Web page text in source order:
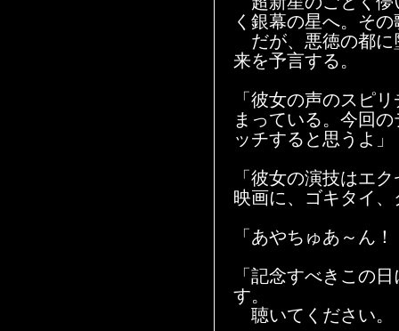
く銀幕の星へ。そ
だが、悪徳の都に
来を予言する。
「彼女の声のスピ
まっている。今回
ッチすると思うよ」
「彼女の演技はエ
映画に、ゴキタイ
「あやちゅあ～ん
「記念すべきこの
す。
聴いてください